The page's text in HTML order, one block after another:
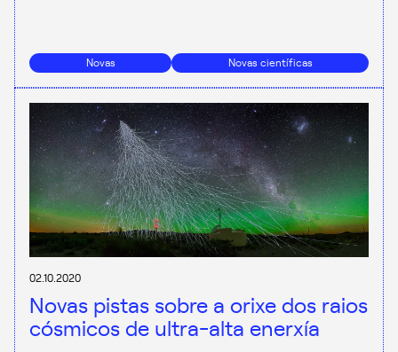
Novas Novas científicas
02.10.2020
Novas pistas sobre a orixe dos raios
cósmicos de ultra-alta enerxía